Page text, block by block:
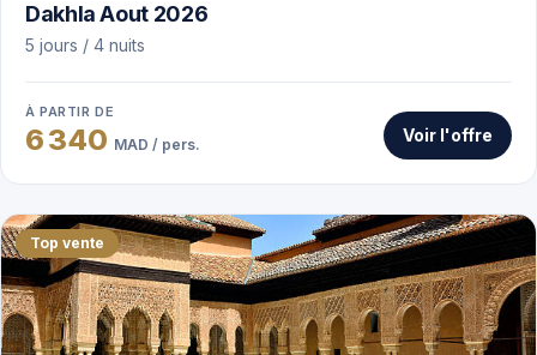
Dakhla Aout 2026
5 jours / 4 nuits
À PARTIR DE
6 340 MAD / pers. Voir l'offre
Top vente